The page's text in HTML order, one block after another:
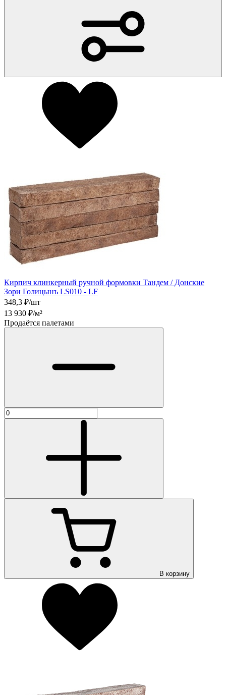
Кирпич клинкерный ручной формовки Тандем / Донские
Зори Голицынъ LS010 - LF
348,3 ₽/шт
13 930 ₽/м²
Продаётся палетами
В корзину